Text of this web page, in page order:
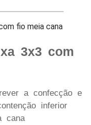
3x3 com
a confecção e
inferior
cana